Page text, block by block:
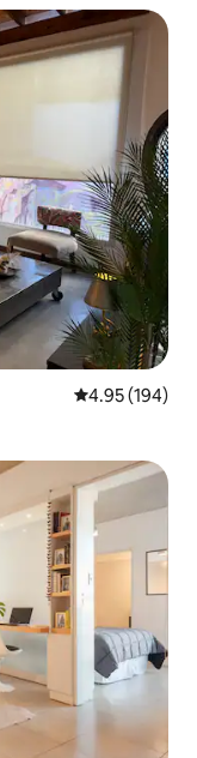
從 194 則評價
4.95 (194)